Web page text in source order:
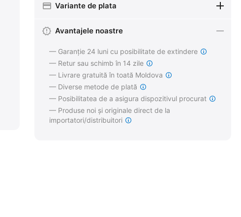
Variante de plata
Avantajele noastre
— Garanție 24 luni cu posibilitate de extindere
— Retur sau schimb în 14 zile
— Livrare gratuită în toată Moldova
— Diverse metode de plată
— Posibilitatea de a asigura dispozitivul procurat
— Produse noi și originale direct de la
importatori/distribuitori